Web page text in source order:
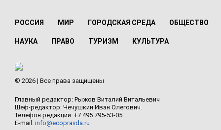
РОССИЯ МИР ГОРОДСКАЯ СРЕДА ОБЩЕСТВО
НАУКА ПРАВО ТУРИЗМ КУЛЬТУРА
© 2026 | Все права защищены
Главный редактор: Рыжов Виталий Витальевич
Шеф-редактор: Чечушкин Иван Олегович.
Телефон редакции: +7 495 795-53-05
E-mail: info@ecopravda.ru